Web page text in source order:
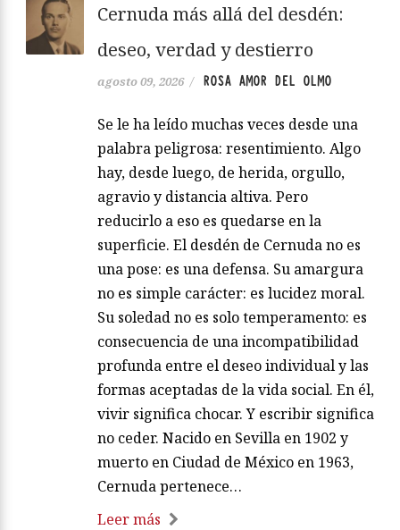
Cernuda más allá del desdén:
deseo, verdad y destierro
agosto 09, 2026 / ROSA AMOR DEL OLMO
Se le ha leído muchas veces desde una
palabra peligrosa: resentimiento. Algo
hay, desde luego, de herida, orgullo,
agravio y distancia altiva. Pero
reducirlo a eso es quedarse en la
superficie. El desdén de Cernuda no es
una pose: es una defensa. Su amargura
no es simple carácter: es lucidez moral.
Su soledad no es solo temperamento: es
consecuencia de una incompatibilidad
profunda entre el deseo individual y las
formas aceptadas de la vida social. En él,
vivir significa chocar. Y escribir significa
no ceder. Nacido en Sevilla en 1902 y
muerto en Ciudad de México en 1963,
Cernuda pertenece…
Leer más